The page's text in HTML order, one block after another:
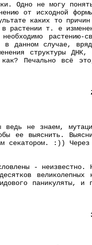
Одно не могу
от исходной
каких то причин
растении т. е
растению-
в данном случае,
структуры ДНК,
как? Печально всё
ведь не знаем,
ее выяснить.
секатором. :))
- неизвестно.
великолепных
паникуляты, и